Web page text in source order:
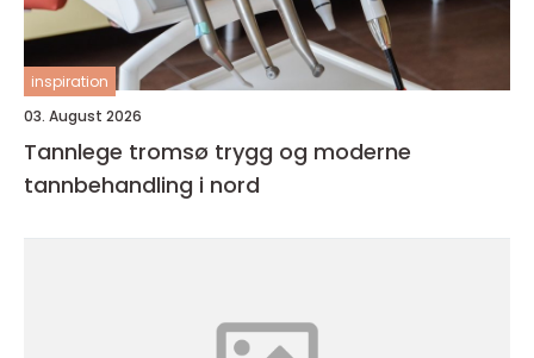
inspiration
03. August 2026
Tannlege tromsø trygg og moderne
tannbehandling i nord